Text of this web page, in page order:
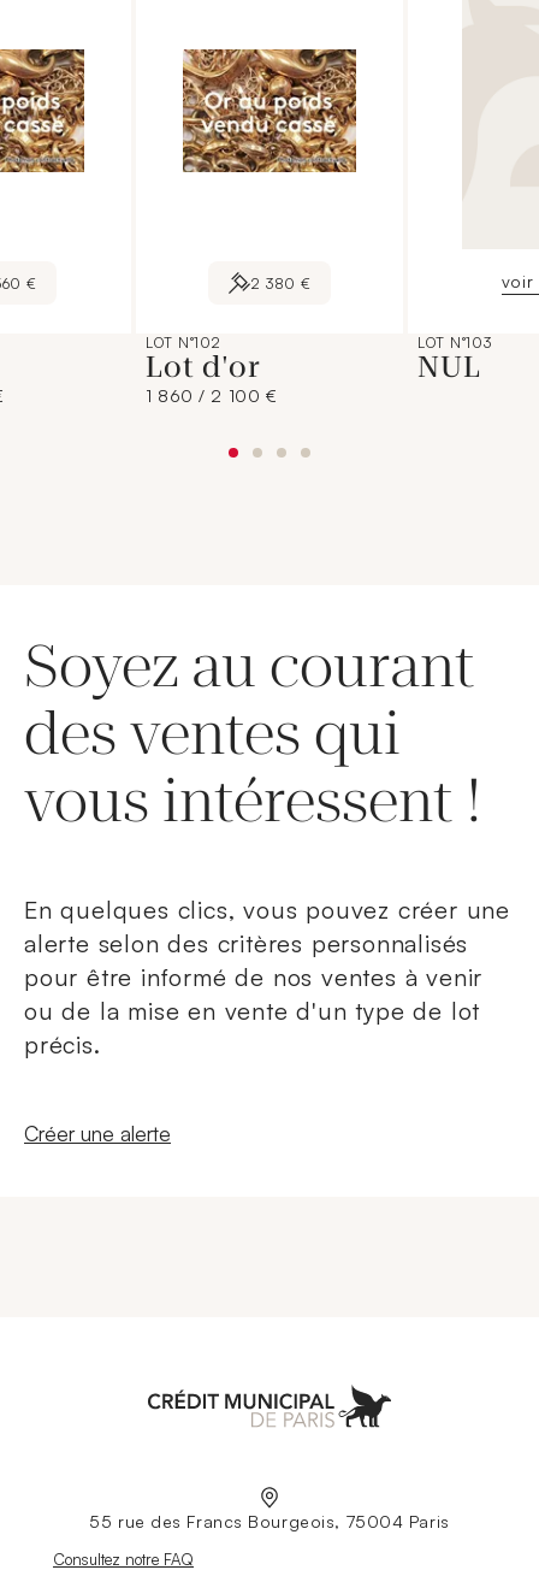
€ 2 380 €
LOT N°102
Lot d'or
1 860 / 2 100 €
voir
LOT N°103
NUL
Soyez au courant
des ventes qui
vous intéressent !
En quelques clics, vous pouvez créer une
alerte selon des critères personnalisés
pour être informé de nos ventes à venir
ou de la mise en vente d'un type de lot
précis.
Nouvelle fenêtre
Créer une alerte
55 rue des Francs Bourgeois, 75004 Paris
Nouvelle fenêtre
Consultez notre FAQ